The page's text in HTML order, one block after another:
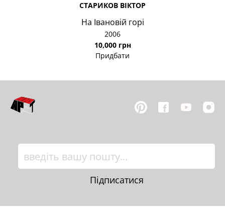
СТАРИКОВ ВІКТОР
На Івановій горі
2006
10,000 грн
Придбати
Підписатися